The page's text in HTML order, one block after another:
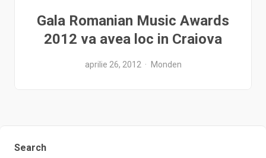
Gala Romanian Music Awards
2012 va avea loc in Craiova
aprilie 26, 2012 Monden
Search